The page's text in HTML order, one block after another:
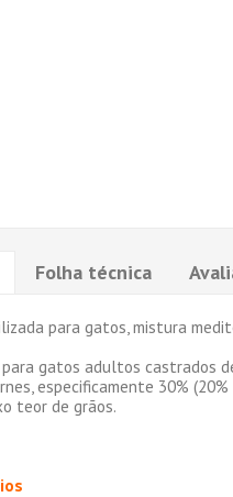
Folha técnica
para gatos, mistura
gatos adultos castrados
especificamente 30%
teor de grãos.